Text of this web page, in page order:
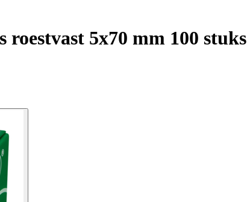
roestvast 5x70 mm 100 stuks